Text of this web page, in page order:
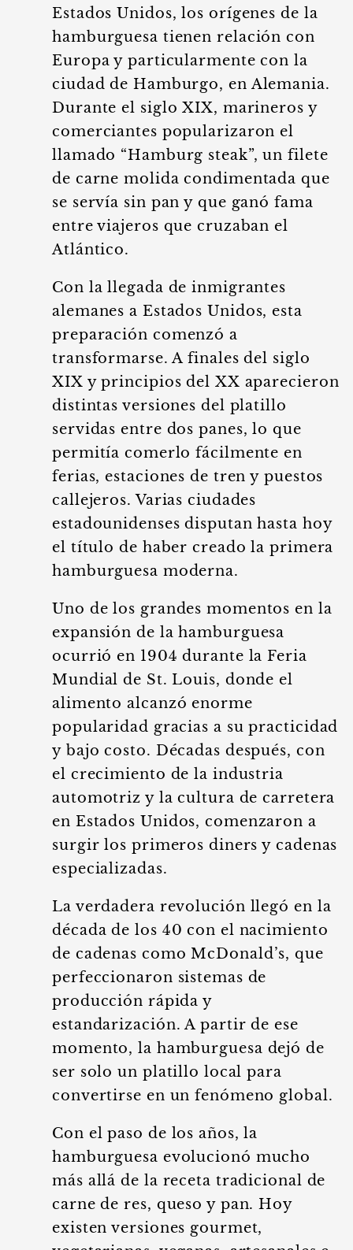
Estados Unidos, los orígenes de la
hamburguesa tienen relación con
Europa y particularmente con la
ciudad de Hamburgo, en Alemania.
Durante el siglo XIX, marineros y
comerciantes popularizaron el
llamado “Hamburg steak”, un filete
de carne molida condimentada que
se servía sin pan y que ganó fama
entre viajeros que cruzaban el
Atlántico.
Con la llegada de inmigrantes
alemanes a Estados Unidos, esta
preparación comenzó a
transformarse. A finales del siglo
XIX y principios del XX aparecieron
distintas versiones del platillo
servidas entre dos panes, lo que
permitía comerlo fácilmente en
ferias, estaciones de tren y puestos
callejeros. Varias ciudades
estadounidenses disputan hasta hoy
el título de haber creado la primera
hamburguesa moderna.
Uno de los grandes momentos en la
expansión de la hamburguesa
ocurrió en 1904 durante la Feria
Mundial de St. Louis, donde el
alimento alcanzó enorme
popularidad gracias a su practicidad
y bajo costo. Décadas después, con
el crecimiento de la industria
automotriz y la cultura de carretera
en Estados Unidos, comenzaron a
surgir los primeros diners y cadenas
especializadas.
La verdadera revolución llegó en la
década de los 40 con el nacimiento
de cadenas como McDonald’s, que
perfeccionaron sistemas de
producción rápida y
estandarización. A partir de ese
momento, la hamburguesa dejó de
ser solo un platillo local para
convertirse en un fenómeno global.
Con el paso de los años, la
hamburguesa evolucionó mucho
más allá de la receta tradicional de
carne de res, queso y pan. Hoy
existen versiones gourmet,